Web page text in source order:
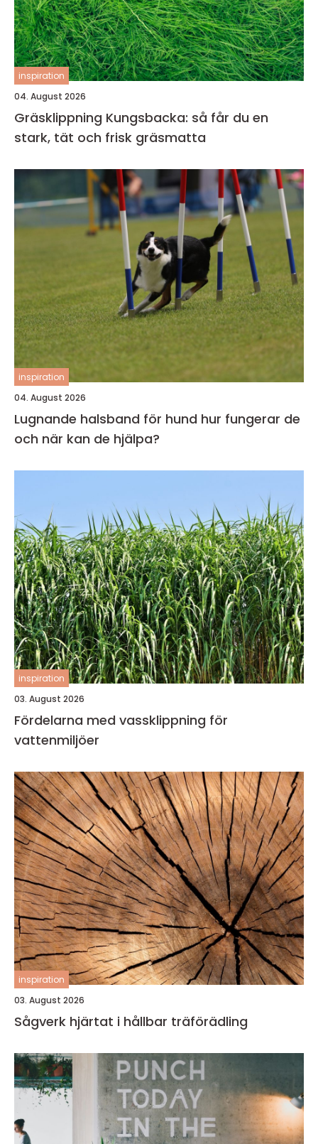
inspiration
04. August 2026
Gräsklippning Kungsbacka: så får du en
stark, tät och frisk gräsmatta
inspiration
04. August 2026
Lugnande halsband för hund hur fungerar de
och när kan de hjälpa?
inspiration
03. August 2026
Fördelarna med vassklippning för
vattenmiljöer
inspiration
03. August 2026
Sågverk hjärtat i hållbar träförädling